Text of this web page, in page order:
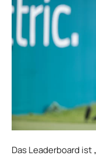
Das Leaderboard ist